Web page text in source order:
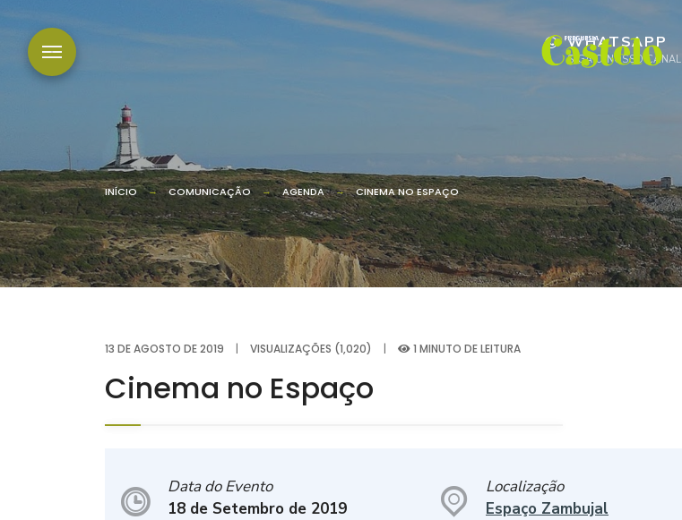
WHATSAPP
SIGA O NOSSO CANAL
INÍCIO COMUNICAÇÃO AGENDA CINEMA NO ESPAÇO
13 DE AGOSTO DE 2019 | VISUALIZAÇÕES (1,020) | 1 MINUTO DE LEITURA
Cinema no Espaço
Data do Evento
18 de Setembro de 2019
Localização
Espaço Zambujal